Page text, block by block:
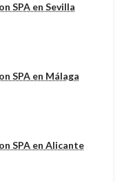
SPA en Sevilla
SPA en Málaga
SPA en Alicante